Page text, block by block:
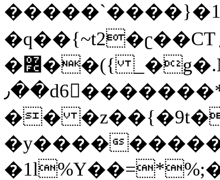
�q��{~t2�ʗ��CT؍���������{�~}ur����u�}o����(�:�j���=����{�۝Vo�An��J^��������M\M�'{{l�i
�߼��({ _�g�.Nfӻg����f7z91o^��̤^�>��2�`�:|#dk�{>�>>&�tsw�Nwo�?
٫��d6򆧇�������*��[|^]oo���NW~zz>�X&�u�=K?
��
�y����